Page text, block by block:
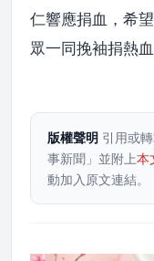
仁響應捐血，希
眾一同挽袖捐熱血
版權聲明 引用或
事新聞」並附上本
動加入原文連結。